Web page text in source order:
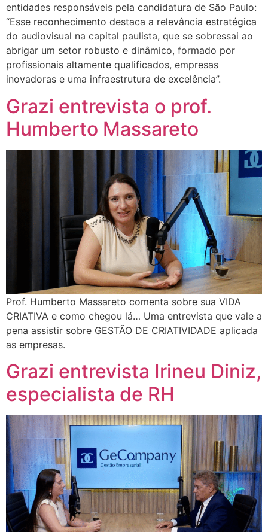
entidades responsáveis pela candidatura de São Paulo:
“Esse reconhecimento destaca a relevância estratégica
do audiovisual na capital paulista, que se sobressai ao
abrigar um setor robusto e dinâmico, formado por
profissionais altamente qualificados, empresas
inovadoras e uma infraestrutura de excelência”.
Grazi entrevista o prof.
Humberto Massareto
Prof. Humberto Massareto comenta sobre sua VIDA
CRIATIVA e como chegou lá… Uma entrevista que vale a
pena assistir sobre GESTÃO DE CRIATIVIDADE aplicada
as empresas.
Grazi entrevista Irineu Diniz,
especialista de RH